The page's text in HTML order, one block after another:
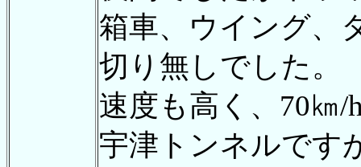
箱車、ウイング、
切り無しでした。
速度も高く、70㎞
宇津トンネルです